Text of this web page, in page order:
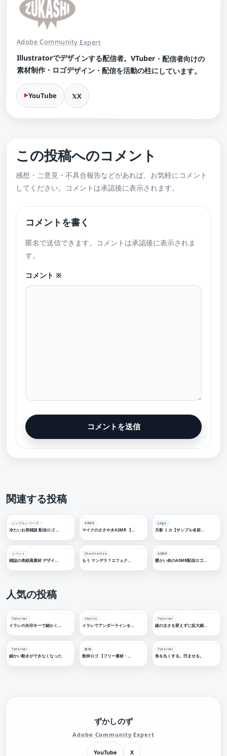
Adobe Community Expert
Illustratorでデザインする配信者。VTuber・配信者向けの
素材制作・ロゴデザイン・配信を活動の柱にしています。
YouTube X
この投稿へのコメント
感想・ご意見・不具合報告などがあれば、お気軽にコメント
してください。コメントは承認後に表示されます。
コメントを書く
匿名で送信できます。コメントは承認後に表示されま
す。
コメント ※
関連する投稿
シンプルシリーズ ASMR Logo
イベント Illustration ASMR
暖かい炎のASMR配信ロゴ【フリー素材・サムネ素材】
人気の投稿
Tutorial shorts Tutorial
Tutorial
細かい動きができなくなった
歌枠 Tutorial
角を丸くする。凹ませる。
ずかしのず
Adobe Community Expert
YouTube X